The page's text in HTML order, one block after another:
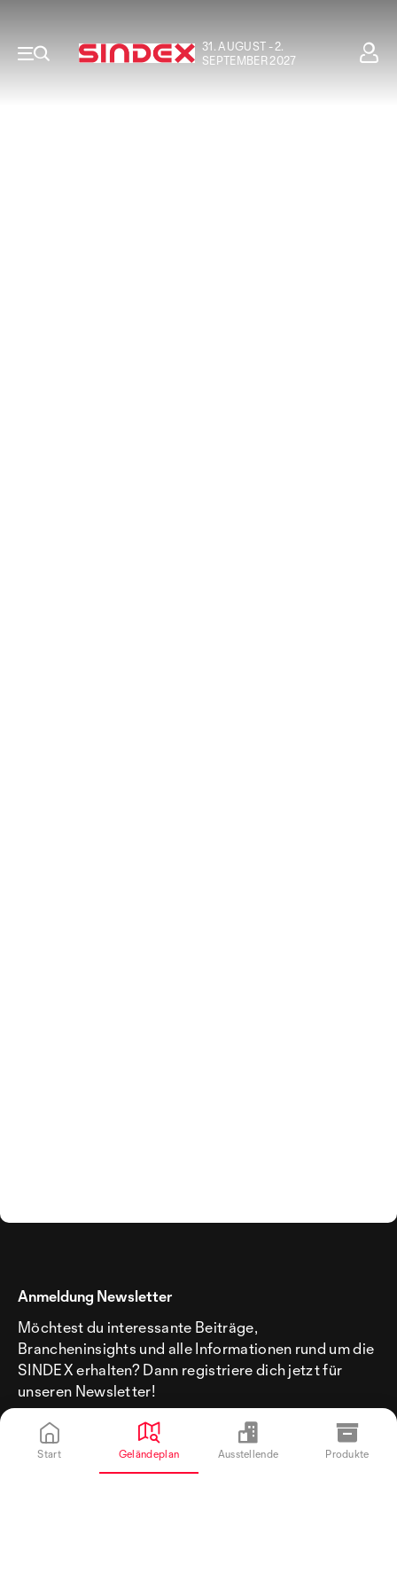
31. AUGUST - 2.
SEPTEMBER 2027
Anmeldung Newsletter
Möchtest du interessante Beiträge,
Brancheninsights und alle Informationen rund um die
SINDEX erhalten? Dann registriere dich jetzt für
unseren Newsletter!
Start Geländeplan Ausstellende Produkte